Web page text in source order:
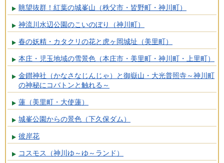
眺望抜群！紅葉の城峯山（秩父市・皆野町・神川町）
神流川水辺公園のこいのぼり（神川町）
春の妖精・カタクリの花と虎ヶ岡城址（美里町）
本庄・児玉地域の雪景色（本庄市・美里町・神川町・上里町）
金鑚神社（かなさなじんじゃ）と御嶽山・大光普照寺～神川町
の神秘にコバトンと触れる～
蓮（美里町・大使蓮）
城峯公園からの景色（下久保ダム）
彼岸花
コスモス（神川ゆ～ゆ～ランド）